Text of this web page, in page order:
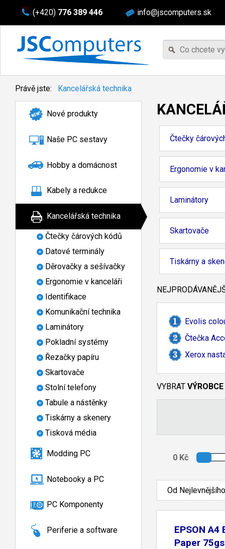
(+420) 776 389 446 info@jscomputers.sk
Právě jste: Kancelářská technika
Nové produkty
Naše PC sestavy
Hobby a domácnost
Kabely a redukce
Kancelářská technika
Čtečky čárových kódů
Datové terminály
Děrovačky a sešívačky
Ergonomie v kanceláři
Identifikace
Komunikační technika
Laminátory
Pokladní systémy
Řezačky papíru
Skartovače
Stolní telefony
Tabule a nástěnky
Tiskárny a skenery
Tisková média
Modding PC
Notebooky a PC
PC Komponenty
Periferie a software
Čtečky
Ergonomie v
Laminátory
Skartovače
Tiskárny a
Evolis
Čtečka
Xerox
VYBRAT VÝROBCE
Od Nejlevnějšího
EPSON A4
Paper